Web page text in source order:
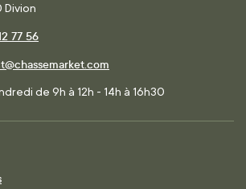
77 56
de 9h à 12h - 14h à 16h30